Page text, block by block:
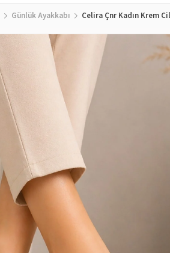
Günlük Ayakkabı Celira Çnr Kadın Krem